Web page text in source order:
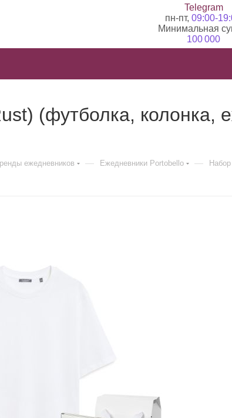
Telegram
пн-пт, 09:00-
Минимальная
100 000
(футболка, колонка,
ежедневников — Ежедневники Portobello —